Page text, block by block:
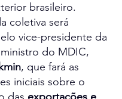
brasileiro.
coletiva será
vice-presidente da
do MDIC,
, que fará as
iniciais sobre o